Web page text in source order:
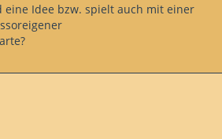
eine Idee bzw. spielt auch mit einer